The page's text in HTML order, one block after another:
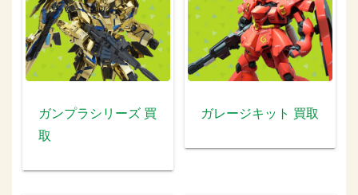
ガンプラシリーズ 買
取
ガレージキット 買取